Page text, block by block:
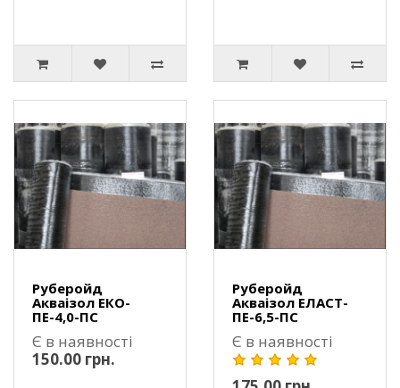
Руберойд
Акваізол ЕКО-
ПЕ-4,0-ПС
Є в наявності
150.00 грн.
Руберойд
Акваізол ЕЛАСТ-
ПЕ-6,5-ПС
Є в наявності